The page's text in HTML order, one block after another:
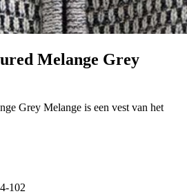
Melange Grey
Grey Melange is een vest van het
102